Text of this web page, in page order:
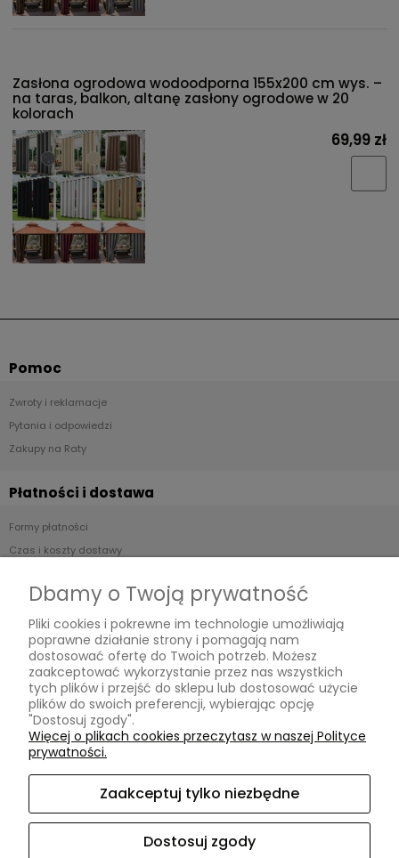
Zasłona ogrodowa wodoodporna 155x200 cm wys. –
na taras, balkon, altanę zasłony ogrodowe w 20
kolorach
69,99 zł
Pomoc
Zwroty i reklamacje
Pytania i odpowiedzi
Zakupy na Raty
Płatności i dostawa
Formy płatności
Czas i koszty dostawy
Informacje
Regulamin
Polityka prywatności
O nas
Kontakt i dane firmy
O firmie
ul. Niklowa 38 08-110 Siedlce
Dbamy o Twoją prywatność
Pliki cookies i pokrewne im technologie umożliwiają
poprawne działanie strony i pomagają nam
dostosować ofertę do Twoich potrzeb. Możesz
zaakceptować wykorzystanie przez nas wszystkich
tych plików i przejść do sklepu lub dostosować użycie
plików do swoich preferencji, wybierając opcję
"Dostosuj zgody".
Więcej o plikach cookies przeczytasz w naszej Polityce
prywatności.
Zaakceptuj tylko niezbędne
Dostosuj zgody